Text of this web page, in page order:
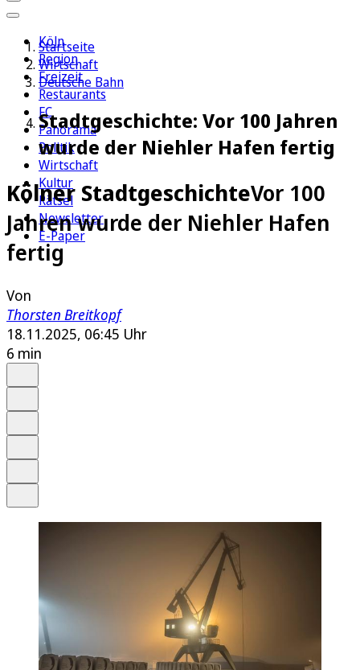
Köln
Region
Freizeit
Restaurants
FC
Panorama
Politik
Wirtschaft
Kultur
Rätsel
Newsletter
E-Paper
Startseite
Wirtschaft
Deutsche Bahn
Stadtgeschichte: Vor 100 Jahren
wurde der Niehler Hafen fertig
Kölner StadtgeschichteVor 100
Jahren wurde der Niehler Hafen
fertig
Von
Thorsten Breitkopf
18.11.2025, 06:45 Uhr
6 min